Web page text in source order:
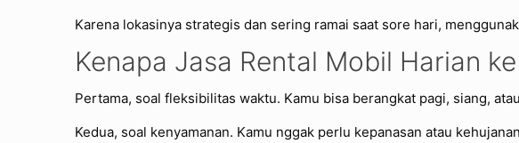
Karena lokasinya strategis dan sering ramai saat sore hari,
Kenapa Jasa Rental Mobil Harian
Pertama, soal fleksibilitas waktu. Kamu bisa berangkat pagi, siang,
Kedua, soal kenyamanan. Kamu nggak perlu kepanasan atau